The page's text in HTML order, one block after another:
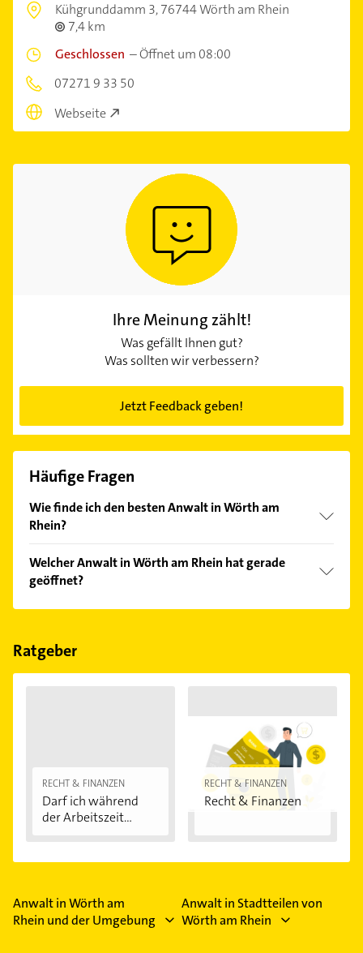
Kühgrunddamm 3,76744 Wörth am Rhein
7,4 km
Geschlossen –Öffnet um 08:00
07271 9 33 50
Webseite
Ihre Meinung zählt!
Was gefällt Ihnen gut?
Was sollten wir verbessern?
Jetzt Feedback geben!
Häufige Fragen
Wie finde ich den besten Anwalt in Wörth am
Rhein?
Kundenmeinungen und profitieren Sie von den
Empfehlungen. Die Suchergebnisse können Sie sich
einfach nachBewertungensortiert anzeigen lassen.
Welcher Anwalt in Wörth am Rhein hat gerade
geöffnet?
Im Anbieter-Bereich finden Sie alleÖffnungszeiten.
Feiertagen abweichen können.
Ratgeber
RECHT & FINANZEN
Darf ich während
der Arbeitszeit...
RECHT & FINANZEN
Recht & Finanzen
Anwalt in Wörth am
Rhein und der Umgebung
Anwalt in Stadtteilen von
Wörth am Rhein